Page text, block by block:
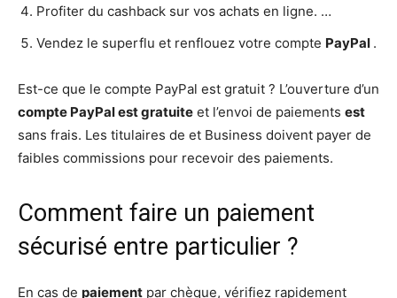
Profiter du cashback sur vos achats en ligne. …
Vendez le superflu et renflouez votre compte PayPal .
Est-ce que le compte PayPal est gratuit ? L’ouverture d’un
compte PayPal est gratuite et l’envoi de paiements est
sans frais. Les titulaires de et Business doivent payer de
faibles commissions pour recevoir des paiements.
Comment faire un paiement
sécurisé entre particulier ?
En cas de paiement par chèque, vérifiez rapidement